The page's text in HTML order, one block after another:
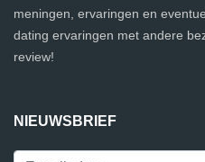
meningen, ervaringen en
dating ervaringen met andere
review!
NIEUWSBRIEF